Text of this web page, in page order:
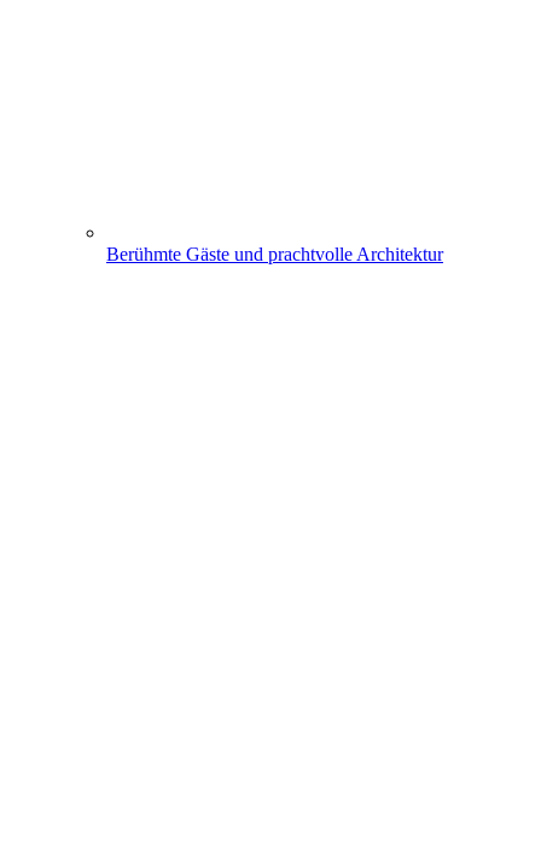
Berühmte Gäste und prachtvolle Architektur